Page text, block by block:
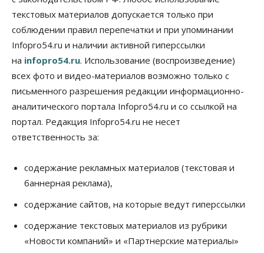
бетонированию рулежных дорожек
07 Августа 2026, 17:00
Новосибирцы стали реже оформлять
дома по упрощенной схеме
07 Августа 2026, 16:00
Общество Право&Порядок
Роспотребнадзор изъял почти полторы тонны
мяса в Новосибирской области
Расходы новосибирцев на спорт выросли на 40%
за полгода
07 Августа 2026, 14:35
07 Августа 2026, 14:00
текстовых материалов допускается только при
соблюдении правил перепечатки и при упоминании
Infopro54.ru и наличии активной гиперссылки
на infopro54.ru. Использование (воспроизведение)
всех фото и видео-материалов возможно только с
письменного разрешения редакции информационно-
аналитического портала Infopro54.ru и со ссылкой на
портал. Редакция Infopro54.ru не несет
ответственность за:
содержание рекламных материалов (текстовая и
баннерная реклама),
содержание сайтов, на которые ведут гиперссылки
содержание текстовых материалов из рубрики
«Новости компаний» и «Партнерские материалы»